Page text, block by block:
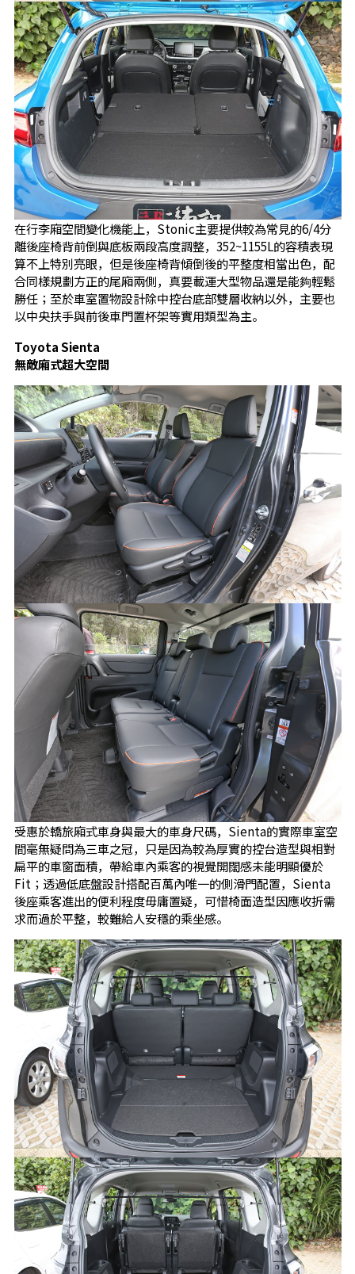
在行李廂空間變化機能上，Stonic主要提供較為常見的6/4分
離後座椅背前倒與底板兩段高度調整，352~1155L的容積表現
算不上特別亮眼，但是後座椅背傾倒後的平整度相當出色，配
合同樣規劃方正的尾廂兩側，真要載運大型物品還是能夠輕鬆
勝任；至於車室置物設計除中控台底部雙層收納以外，主要也
以中央扶手與前後車門置杯架等實用類型為主。
Toyota Sienta
無敵廂式超大空間
受惠於轎旅廂式車身與最大的車身尺碼，Sienta的實際車室空
間毫無疑問為三車之冠，只是因為較為厚實的控台造型與相對
扁平的車窗面積，帶給車內乘客的視覺開闊感未能明顯優於
Fit；透過低底盤設計搭配百萬內唯一的側滑門配置，Sienta
後座乘客進出的便利程度毋庸置疑，可惜椅面造型因應收折需
求而過於平整，較難給人安穩的乘坐感。